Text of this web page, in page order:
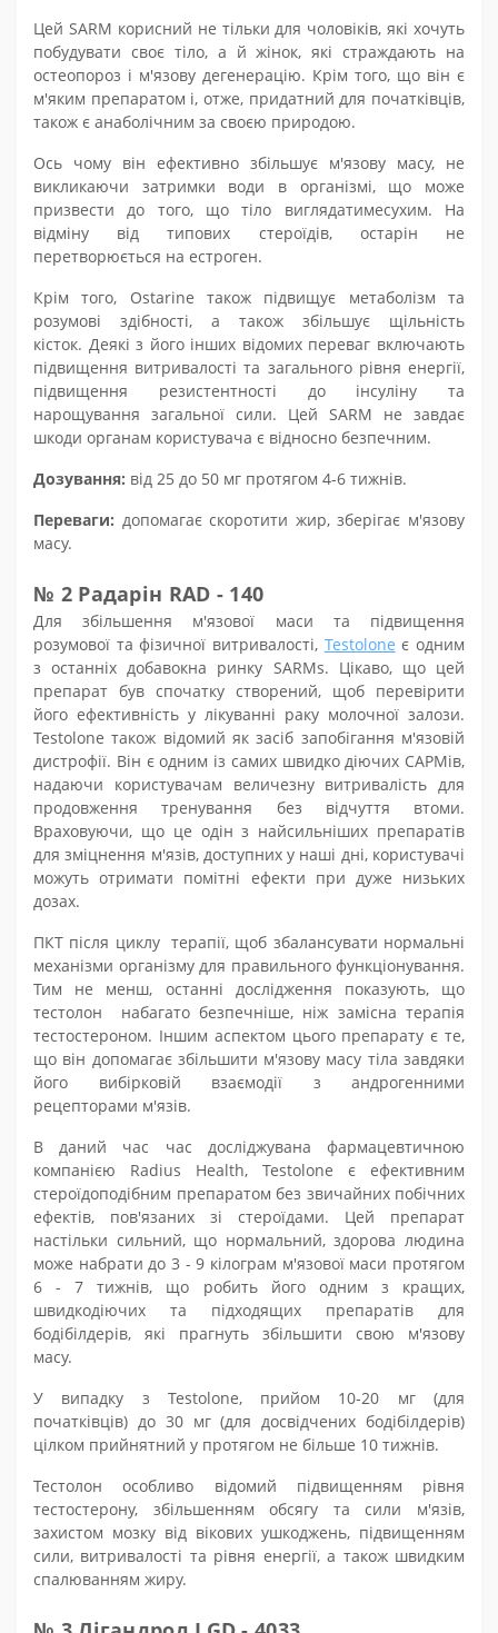
Цей SARM корисний не тільки для чоловіків, які хочуть
побудувати своє тіло, а й жінок, які страждають на
остеопороз і м'язову дегенерацію. Крім того, що він є
м'яким препаратом і, отже, придатний для початківців,
також є анаболічним за своєю природою.
Ось чому він ефективно збільшує м'язову масу, не
викликаючи затримки води в організмі, що може
призвести до того, що тіло виглядатимесухим. На
відміну від типових стероїдів, остарін не
перетворюється на естроген.
Крім того, Ostarine також підвищує метаболізм та
розумові здібності, а також збільшує щільність
кісток. Деякі з його інших відомих переваг включають
підвищення витривалості та загального рівня енергії,
підвищення резистентності до інсуліну та
нарощування загальної сили. Цей SARM не завдає
шкоди органам користувача є відносно безпечним.
Дозування: від 25 до 50 мг протягом 4-6 тижнів.
Переваги: допомагає скоротити жир, зберігає м'язову
масу.
№ 2 Радарін RAD - 140
Для збільшення м'язової маси та підвищення
розумової та фізичної витривалості, Testolone є одним
з останніх добавокна ринку SARMs. Цікаво, що цей
препарат був спочатку створений, щоб перевірити
його ефективність у лікуванні раку молочної залози.
Testolone також відомий як засіб запобігання м'язовій
дистрофії. Він є одним із самих швидко діючих САРМів,
надаючи користувачам величезну витривалість для
продовження тренування без відчуття втоми.
Враховуючи, що це одін з найсильніших препаратів
для зміцнення м'язів, доступних у наші дні, користувачі
можуть отримати помітні ефекти при дуже низьких
дозах.
ПКТ після циклу терапії, щоб збалансувати нормальні
механізми організму для правильного функціонування.
Тим не менш, останні дослідження показують, що
тестолон набагато безпечніше, ніж замісна терапія
тестостероном. Іншим аспектом цього препарату є те,
що він допомагає збільшити м'язову масу тіла завдяки
його вибірковій взаємодії з андрогенними
рецепторами м'язів.
В даний час час досліджувана фармацевтичною
компанією Radius Health, Testolone є ефективним
стероїдоподібним препаратом без звичайних побічних
ефектів, пов'язаних зі стероїдами. Цей препарат
настільки сильний, що нормальний, здорова людина
може набрати до 3 - 9 кілограм м'язової маси протягом
6 - 7 тижнів, що робить його одним з кращих,
швидкодіючих та підходящих препаратів для
бодібілдерів, які прагнуть збільшити свою м'язову
масу.
У випадку з Testolone, прийом 10-20 мг (для
початківців) до 30 мг (для досвідчених бодібілдерів)
цілком прийнятний у протягом не більше 10 тижнів.
Тестолон особливо відомий підвищенням рівня
тестостерону, збільшенням обсягу та сили м'язів,
захистом мозку від вікових ушкоджень, підвищенням
сили, витривалості та рівня енергії, а також швидким
спалюванням жиру.